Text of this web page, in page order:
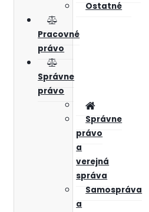
Ostatné
Pracovné
právo
Správne
právo
Správne
právo
a
verejná
správa
Samospráva
a